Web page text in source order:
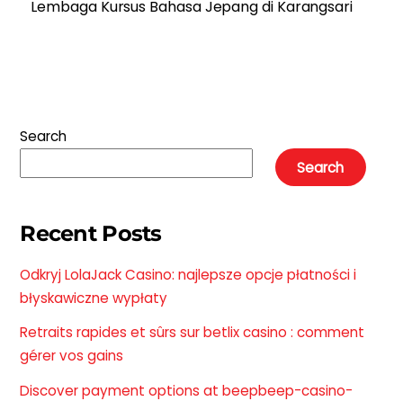
Lembaga Kursus Bahasa Jepang di Karangsari
Search
Search
Recent Posts
Odkryj LolaJack Casino: najlepsze opcje płatności i
błyskawiczne wypłaty
Retraits rapides et sûrs sur betlix casino : comment
gérer vos gains
Discover payment options at beepbeep-casino-